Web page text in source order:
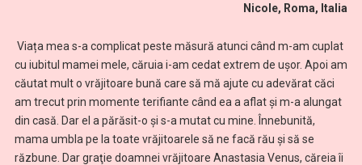
Nicole, Roma, Italia
Viața mea s-a complicat peste măsură atunci când m-am cuplat
cu iubitul mamei mele, căruia i-am cedat extrem de ușor. Apoi am
căutat mult o vrăjitoare bună care să mă ajute cu adevărat căci
am trecut prin momente terifiante când ea a aflat și m-a alungat
din casă. Dar el a părăsit-o și s-a mutat cu mine. Înnebunită,
mama umbla pe la toate vrăjitoarele să ne facă rău și să se
răzbune. Dar graţie doamnei vrăjitoare Anastasia Venus, căreia îi